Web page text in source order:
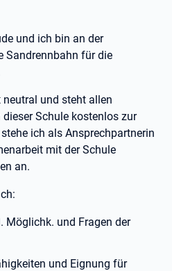
und ich bin an der
Sandrennbahn für die
und steht allen
Schule kostenlos zur
ich als Ansprechpartnerin
mit der Schule
an.
Möglichk. und Fragen der
und Eignung für